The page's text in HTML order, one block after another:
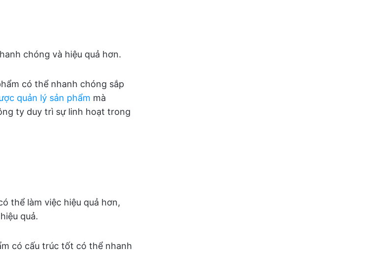
chóng và hiệu quả hơn.
có thể nhanh chóng sắp
quản lý sản phẩm mà
ty duy trì sự linh hoạt trong
thể làm việc hiệu quả hơn,
quả.
có cấu trúc tốt có thể nhanh